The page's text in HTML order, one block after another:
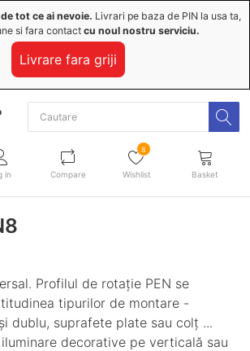
tot ce ai nevoie. Livrari pe baza de PIN la usa ta,
si fara contact cu noul nostru serviciu.
Livrare fara griji
in Compare
8
Wishlist Basket
Profilul de rotație PEN se
tipurilor de montare -
dublu, suprafete plate sau colț ...
decorative pe verticală sau